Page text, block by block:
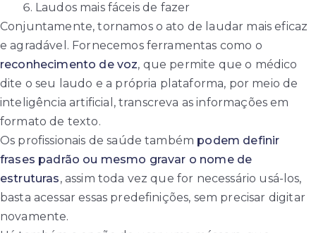
Laudos mais fáceis de fazer
Conjuntamente, tornamos o ato de laudar mais eficaz
e agradável. Fornecemos ferramentas como o
reconhecimento de voz, que permite que o médico
dite o seu laudo e a própria plataforma, por meio de
inteligência artificial, transcreva as informações em
formato de texto.
Os profissionais de saúde também podem definir
frases padrão ou mesmo gravar o nome de
estruturas, assim toda vez que for necessário usá-los,
basta acessar essas predefinições, sem precisar digitar
novamente.